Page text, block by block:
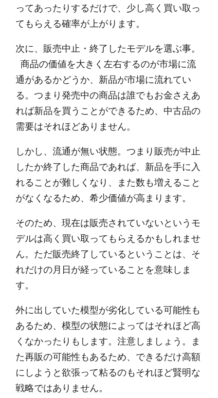
ってあったりするだけで、少し高く買い取っ
てもらえる確率が上がります。
次に、販売中止・終了したモデルを選ぶ事。
商品の価値を大きく左右するのが市場に流
通があるかどうか、新品が市場に流れてい
る。 つまり発売中の商品は誰でもお金さえあ
れば新品を買うことができるため、中古品の
需要はそれほどありません。
しかし、流通が無い状態。つまり販売が中止
したか終了した商品であれば、新品を手に入
れることが難しくなり、また数も増えること
がなくなるため、希少価値が高まります。
そのため、現在は販売されていないというモ
デルは高く買い取ってもらえるかもしれませ
ん。ただ販売終了しているということは、そ
れだけの月日が経っていることを意味しま
す。
外に出していた模型が劣化している可能性も
あるため、模型の状態によってはそれほど高
くなかったりもします。 注意しましょう。ま
た再販の可能性もあるため、できるだけ高額
にしようと欲張って粘るのもそれほど賢明な
戦略ではありません。